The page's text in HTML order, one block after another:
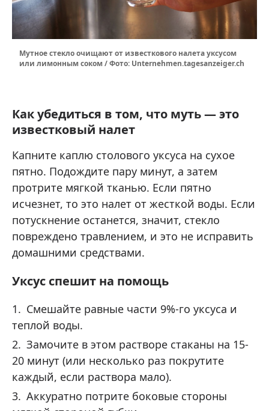
Мутное стекло очищают от известкового налета уксусом
или лимонным соком / Фото: Unternehmen.tagesanzeiger.ch
Как убедиться в том, что муть — это
известковый налет
Капните каплю столового уксуса на сухое
пятно. Подождите пару минут, а затем
протрите мягкой тканью. Если пятно
исчезнет, ​​то это налет от жесткой воды. Если
потускнение останется, значит, стекло
повреждено травлением, и это не исправить
домашними средствами.
Уксус спешит на помощь
Смешайте равные части 9%-го уксуса и
теплой воды.
Замочите в этом растворе стаканы на 15-
20 минут (или несколько раз покрутите
каждый, если раствора мало).
Аккуратно потрите боковые стороны